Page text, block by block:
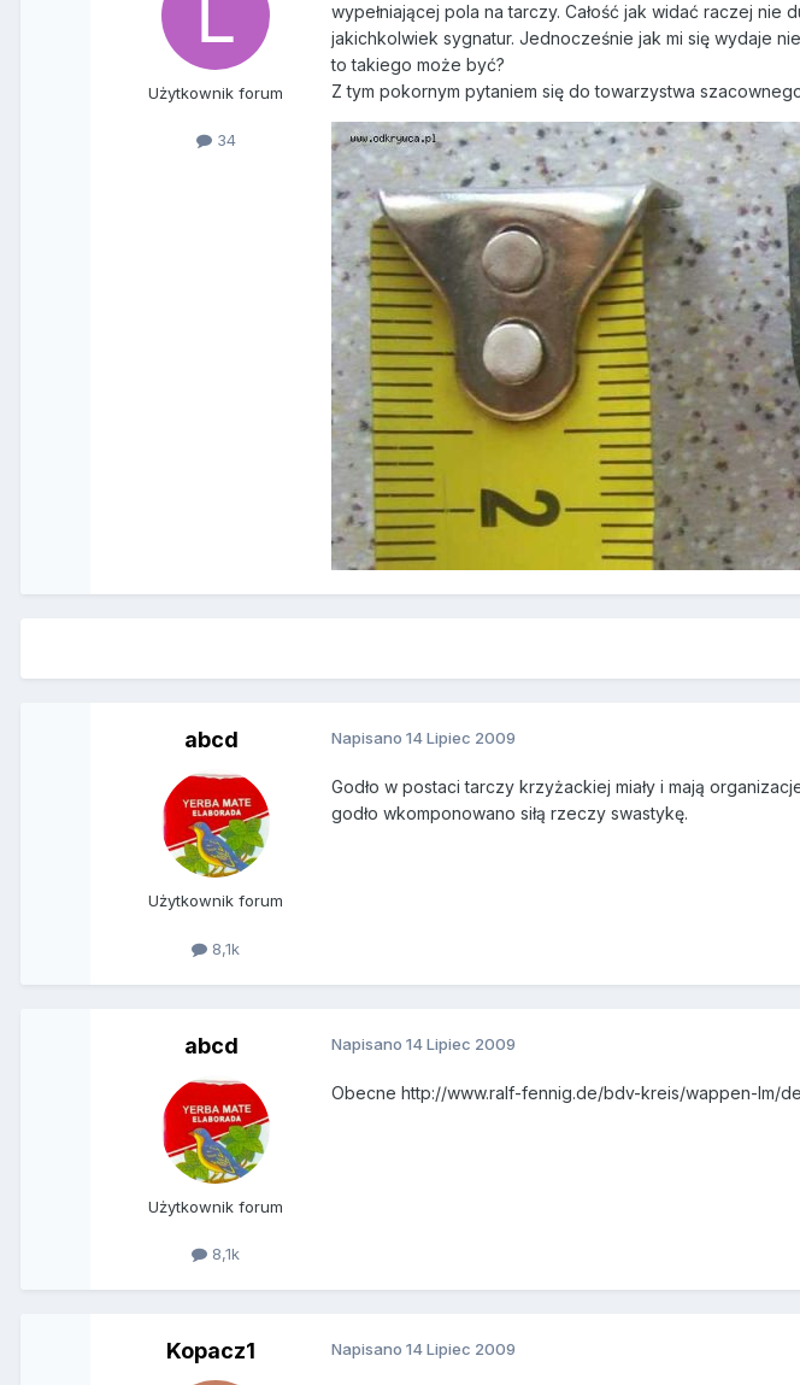
Użytkownik forum
34
wypełniającej pola na tarczy. Całość jak widać raczej nie
jakichkolwiek sygnatur. Jednocześnie jak mi się wydaje
to takiego może być?
Z tym pokornym pytaniem się do towarzystwa
abcd
Użytkownik forum
8,1k
Napisano14 Lipiec 2009
Godło w postaci tarczy krzyżackiej miały i mają
godło wkomponowano siłą rzeczy swastykę.
abcd
Użytkownik forum
8,1k
Napisano14 Lipiec 2009
Obecne http://www.ralf-fennig.de/bdv-kreis/wappen-lm/
Kopacz1 Napisano14 Lipiec 2009